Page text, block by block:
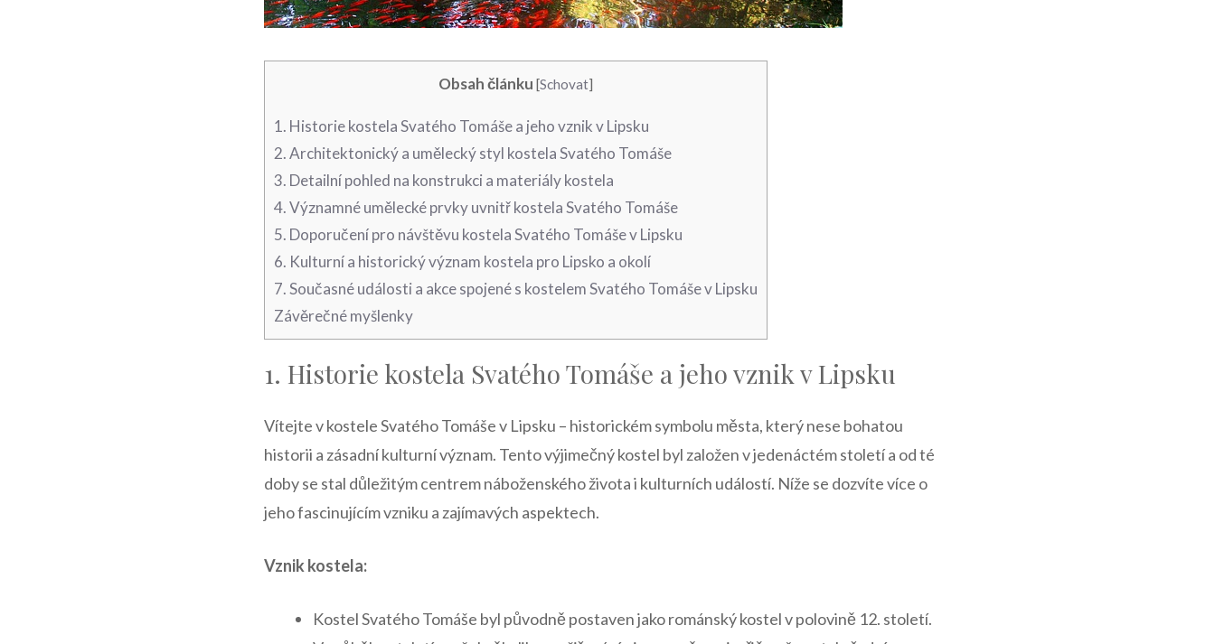
Obsah článku [Schovat]
1. Historie⁣ kostela Svatého ​Tomáše a jeho‌ vznik v Lipsku
2.​ Architektonický‍ a umělecký​ styl kostela Svatého Tomáše
3. Detailní pohled ​na konstrukci a materiály kostela
4.⁤ Významné ‌umělecké ⁣prvky uvnitř kostela Svatého​ Tomáše
5. Doporučení pro návštěvu kostela Svatého Tomáše v ⁢Lipsku
6. Kulturní ​a historický význam kostela pro Lipsko⁤ a okolí
7. Současné události a akce spojené s kostelem Svatého Tomáše v ‌Lipsku
Závěrečné myšlenky
1. Historie⁣ kostela Svatého ​Tomáše a jeho‌ vznik v Lipsku
Vítejte ‍v kostele Svatého Tomáše v Lipsku – historickém symbolu města, který nese bohatou
historii a​ zásadní kulturní význam. Tento ‍výjimečný kostel​ byl založen v jedenáctém⁢ století a od té
doby ⁢se‌ stal důležitým ​centrem náboženského ⁣života‍ i kulturních událostí. Níže⁣ se‌ dozvíte více o
jeho⁤ fascinujícím ⁤vzniku ⁣a⁣ zajímavých aspektech.
Vznik kostela:
Kostel Svatého⁢ Tomáše‌ byl ⁣původně postaven​ jako románský kostel⁢ v⁣ polovině 12.‌ století.